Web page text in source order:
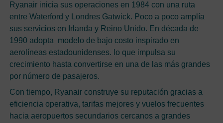
Ryanair inicia sus operaciones en 1984 con una ruta
entre Waterford y Londres Gatwick. Poco a poco amplía
sus servicios en Irlanda y Reino Unido. En década de
1990 adopta modelo de bajo costo inspirado en
aerolíneas estadounidenses. lo que impulsa su
crecimiento hasta convertirse en una de las más grandes
por número de pasajeros.
Con tiempo, Ryanair construye su reputación gracias a
eficiencia operativa, tarifas mejores y vuelos frecuentes
hacia aeropuertos secundarios cercanos a grandes